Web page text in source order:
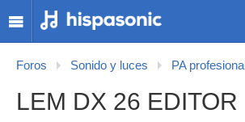
Foros Sonido y luces PA profesional
LEM DX 26 EDITOR